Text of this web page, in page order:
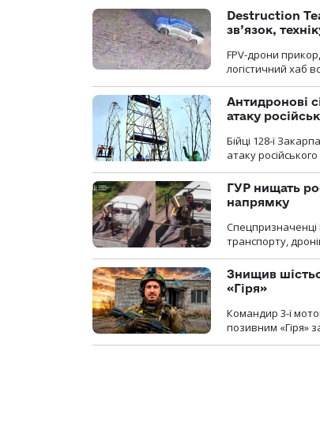
Destruction
зв’язок,
FPV-дрони
логістичний хаб
Антидронові
атаку
Бійці 128-ї
атаку
ГУР нищать
напрямку
Спецпризначенці
транспорту,
Знищив
«Гіря»
Командир 3-ї
позивним «Гіря»